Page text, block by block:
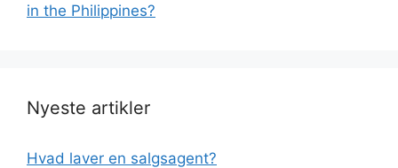
in the Philippines?
Nyeste artikler
Hvad laver en salgsagent?